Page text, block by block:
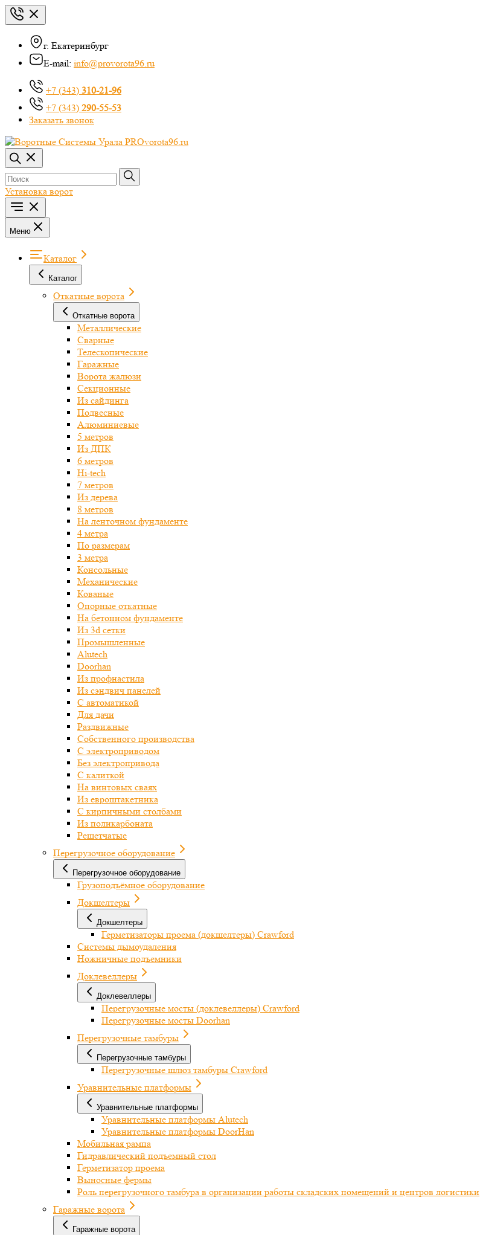
г. Екатеринбург
E-mail: info@provorota96.ru
+7 (343) 310-21-96
+7 (343) 290-55-53
Заказать звонок
Установка ворот
Меню
Каталог
Каталог
Откатные ворота
Откатные ворота
Металлические
Сварные
Телескопические
Гаражные
Ворота жалюзи
Секционные
Из сайдинга
Подвесные
Алюминиевые
5 метров
Из ДПК
6 метров
Hi-tech
7 метров
Из дерева
8 метров
На ленточном фундаменте
4 метра
По размерам
3 метра
Консольные
Механические
Кованые
Опорные откатные
На бетонном фундаменте
Из 3d сетки
Промышленные
Alutech
Doorhan
Из профнастила
Из сэндвич панелей
С автоматикой
Для дачи
Раздвижные
Собственного производства
С электроприводом
Без электропривода
С калиткой
На винтовых сваях
Из евроштакетника
С кирпичными столбами
Из поликарбоната
Решетчатые
Перегрузочное оборудование
Перегрузочное оборудование
Грузоподъёмное оборудование
Докшелтеры
Докшелтеры
Герметизаторы проема (докшелтеры) Crawford
Системы дымоудаления
Ножничные подъемники
Доклевеллеры
Доклевеллеры
Перегрузочные мосты (доклевеллеры) Crawford
Перегрузочные мосты Doorhan
Перегрузочные тамбуры
Перегрузочные тамбуры
Перегрузочные шлюз тамбуры Crawford
Уравнительные платформы
Уравнительные платформы
Уравнительные платформы Alutech
Уравнительные платформы DoorHan
Мобильная рампа
Гидравлический подъемный стол
Герметизатор проема
Выносные фермы
Роль перегрузочного тамбура в организации работы складских помещений и центров логистики
Гаражные ворота
Гаражные ворота